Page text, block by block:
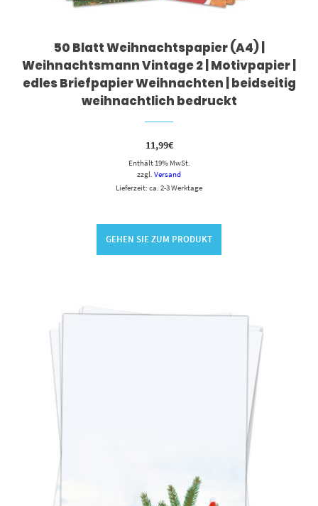
50 Blatt Weihnachtspapier (A4) |
Weihnachtsmann Vintage 2 | Motivpapier |
edles Briefpapier Weihnachten | beidseitig
weihnachtlich bedruckt
11,99€
Enthält 19% MwSt.
zzgl. Versand
Lieferzeit: ca. 2-3 Werktage
GEHEN SIE ZUM PRODUKT